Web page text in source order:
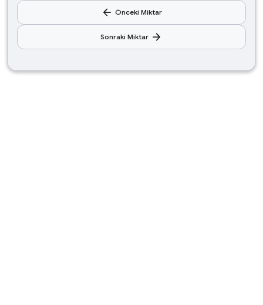
arrow_back Önceki Miktar
Sonraki Miktar arrow_forward